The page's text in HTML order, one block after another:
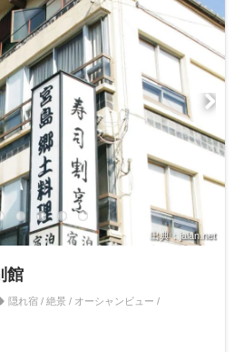
出典：jalan.net
館
隠れ宿 / 絶景 / オーシャンビュー /